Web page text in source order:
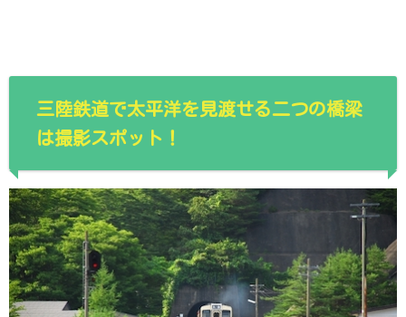
三陸鉄道で太平洋を見渡せる二つの橋梁
は撮影スポット！